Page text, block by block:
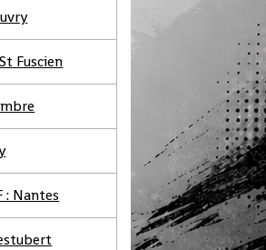
Fuscien
: Nantes